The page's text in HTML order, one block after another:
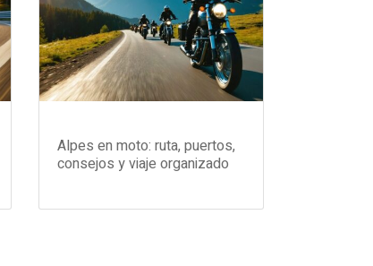
Alpes en moto: ruta, puertos,
consejos y viaje organizado